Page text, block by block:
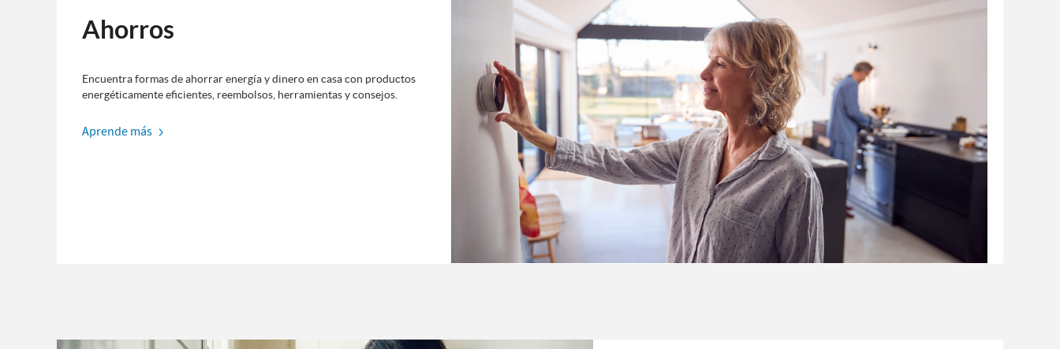
Ahorros
Encuentra formas de ahorrar energía y dinero en casa con productos
energéticamente eficientes, reembolsos, herramientas y consejos.
Aprende más